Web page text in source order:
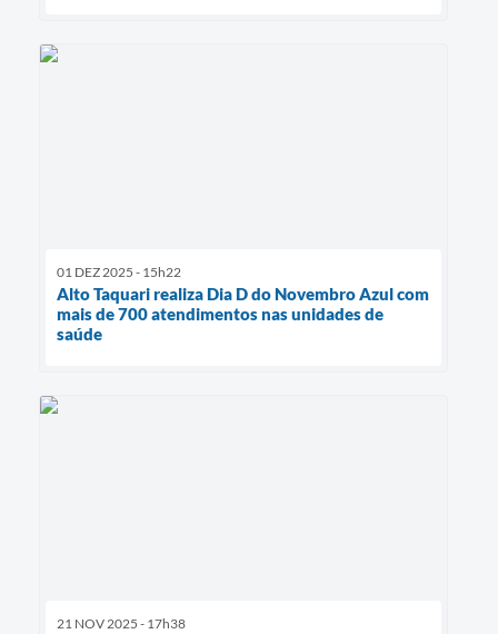
01 DEZ 2025 - 15h22
Alto Taquari realiza Dia D do Novembro Azul com
mais de 700 atendimentos nas unidades de
saúde
21 NOV 2025 - 17h38